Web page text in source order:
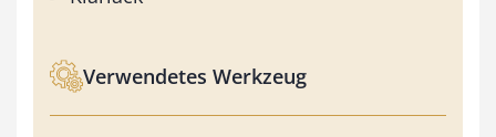
Verwendetes Werkzeug